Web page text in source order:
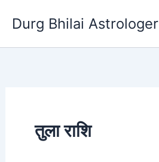
Durg Bhilai Astrologer
तुला राशि